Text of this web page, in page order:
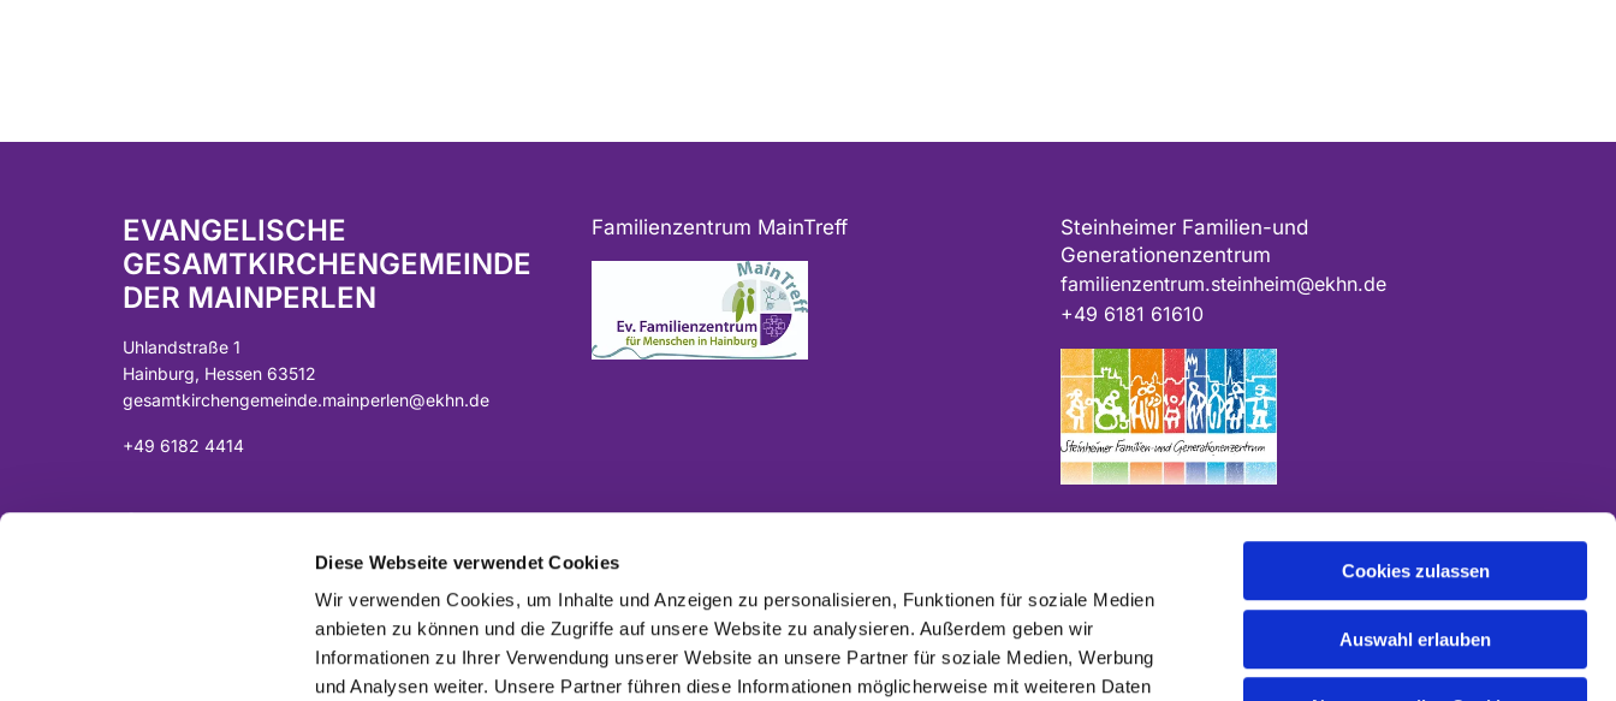
Diese Webseite verwendet Cookies
Wir verwenden Cookies, um Inhalte und Anzeigen zu personalisieren, Funktionen für soziale Medien
anbieten zu können und die Zugriffe auf unsere Website zu analysieren. Außerdem geben wir
Informationen zu Ihrer Verwendung unserer Website an unsere Partner für soziale Medien, Werbung
und Analysen weiter. Unsere Partner führen diese Informationen möglicherweise mit weiteren Daten
Cookies zulassen
Auswahl erlauben
EVANGELISCHE
GESAMTKIRCHENGEMEINDE
DER MAINPERLEN
Uhlandstraße 1
Hainburg, Hessen 63512
gesamtkirchengemeinde.mainperlen@ekhn.de
+49 6182 4414
Spendenkonto:
DE07 5065 2124 0001 0040 43
Sparkasse Langen-Seligenstadt
Familienzentrum MainTreff
ggf. das Projekt und/oder die Kirchengemeinde an.
Steinheimer Familien-und
Generationenzentrum
familienzentrum.steinheim@ekhn.de
+49 6181 61610